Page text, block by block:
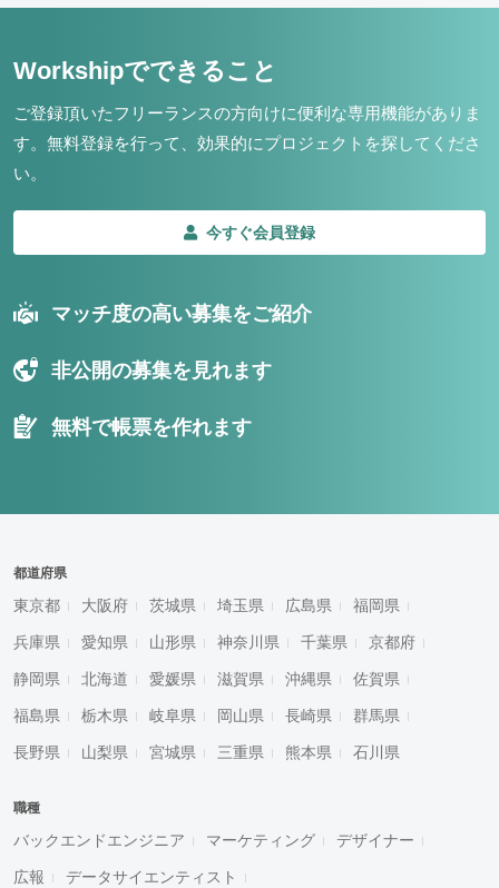
Workshipでできること
ご登録頂いたフリーランスの方向けに便利な専用機能がありま
す。 無料登録を行って、効果的にプロジェクトを探してくださ
い。
今すぐ会員登録
マッチ度の高い募集をご紹介
非公開の募集を見れます
無料で帳票を作れます
都道府県
東京都 大阪府 茨城県 埼玉県 広島県 福岡県
兵庫県 愛知県 山形県 神奈川県 千葉県 京都府
静岡県 北海道 愛媛県 滋賀県 沖縄県 佐賀県
福島県 栃木県 岐阜県 岡山県 長崎県 群馬県
長野県 山梨県 宮城県 三重県 熊本県 石川県
職種
バックエンドエンジニア マーケティング デザイナー
広報 データサイエンティスト